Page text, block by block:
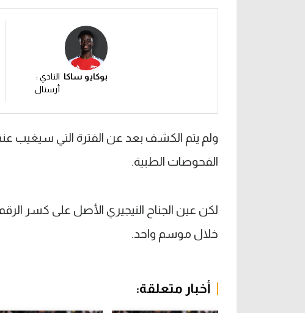
بوكايو ساكا النادي :
أرسنال
ولم يتم الكشف بعد عن الفترة التي سيغيب
الفحوصات الطبية.
لكن عين الجناح النيجيري الأصل على كسر
خلال موسم واحد.
أخبار متعلقة: